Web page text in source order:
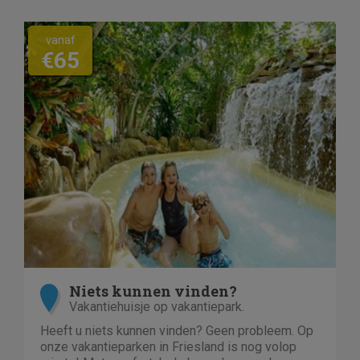
vanaf
€65
Niets kunnen vinden?
Vakantiehuisje op vakantiepark.
Heeft u niets kunnen vinden? Geen probleem. Op
onze vakantieparken in Friesland is nog volop